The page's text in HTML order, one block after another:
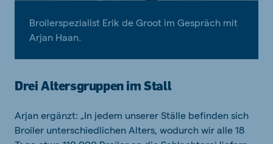
Broilerspezialist Erik de Groot im Gespräch mit
Arjan Haan.
Drei Altersgruppen im Stall
Arjan ergänzt: „In jedem unserer Ställe befinden sich
Broiler unterschiedlichen Alters, wodurch wir alle 18